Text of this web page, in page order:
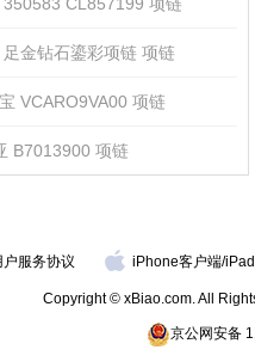
足金钻石鎏彩项链 项链
VCARO9VA00 项链
B7013900 项链
户服务协议 iPhone客户端/
Copyright © xBiao.com. All
京公网安备